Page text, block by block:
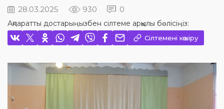
28.03.2025 930 0
Ақпаратты достарыңызбен сілтеме арқылы бөлісіңіз:
Сілтемені көшіру